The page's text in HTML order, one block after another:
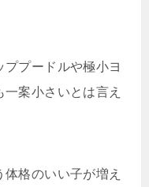
プードルや極小ヨ
案小さいとは言え
格のいい子が増え